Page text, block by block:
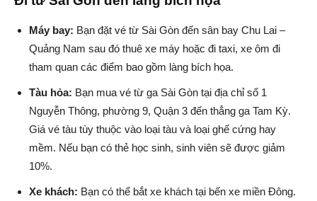
Máy bay: Bạn đặt vé từ Sài Gòn đến sân bay Chu Lai –
Quảng Nam sau đó thuê xe máy hoặc đi taxi, xe ôm đi
tham quan các điểm bao gồm làng bích họa.
Tàu hỏa: Bạn mua vé từ ga Sài Gòn tại địa chỉ số 1
Nguyễn Thông, phường 9, Quận 3 đến thẳng ga Tam Kỳ.
Giá vé tàu tùy thuộc vào loại tàu và loại ghế cứng hay
mềm. Nếu bạn có thẻ học sinh, sinh viên sẽ được giảm
10%.
Xe khách: Bạn có thể bắt xe khách tại bến xe miền Đông.